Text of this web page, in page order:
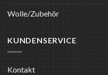
Wolle/Zubehör
KUNDENSERVICE
Kontakt